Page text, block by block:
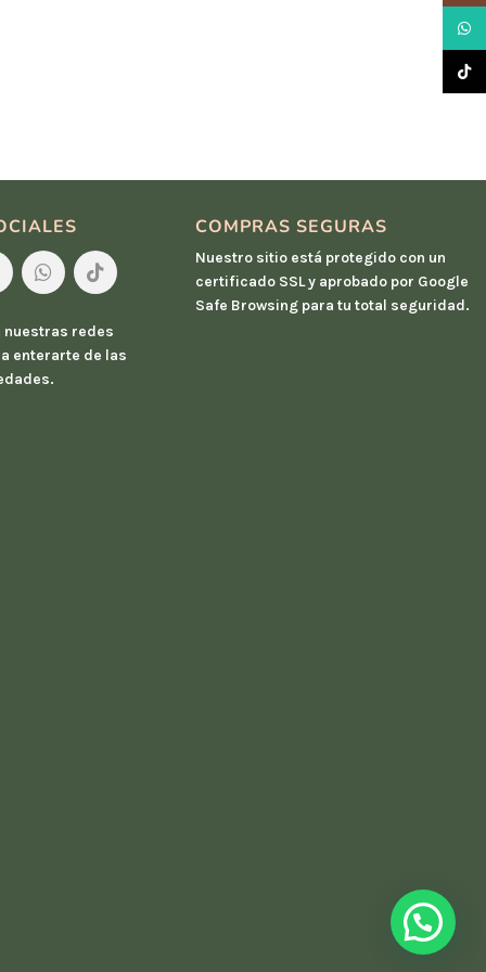
nuestras redes
enterarte de las
COMPRAS SEGURAS
Nuestro sitio está protegido con un
certificado SSL y aprobado por Google
Safe Browsing para tu total seguridad.
TikTok